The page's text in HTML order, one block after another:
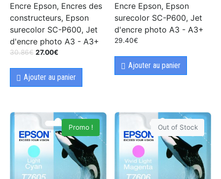
Encre Epson, Encres des
constructeurs, Epson
surecolor SC-P600, Jet
d'encre photo A3 - A3+
30.86€ 27.00€
Ajouter au panier
Encre Epson, Epson
surecolor SC-P600, Jet
d'encre photo A3 - A3+
29.40€
Ajouter au panier
Promo ! Out of Stock